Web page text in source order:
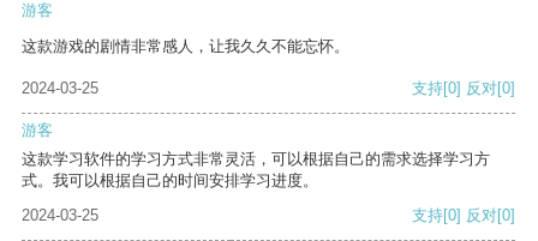
游客
这款游戏的剧情非常感人，让我久久不能忘怀。
2024-03-25 支持[0] 反对[0]
游客
这款学习软件的学习方式非常灵活，可以根据自己的需求选择学习方
式。我可以根据自己的时间安排学习进度。
2024-03-25
支持[0] 反对[0]